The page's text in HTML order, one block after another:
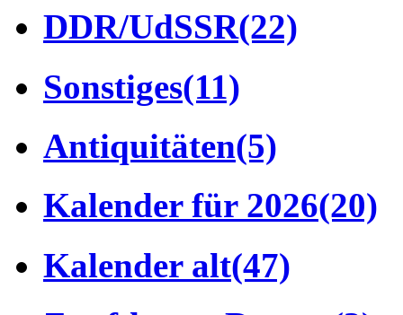
DDR/UdSSR(22)
Sonstiges(11)
Antiquitäten(5)
Kalender für 2026(20)
Kalender alt(47)